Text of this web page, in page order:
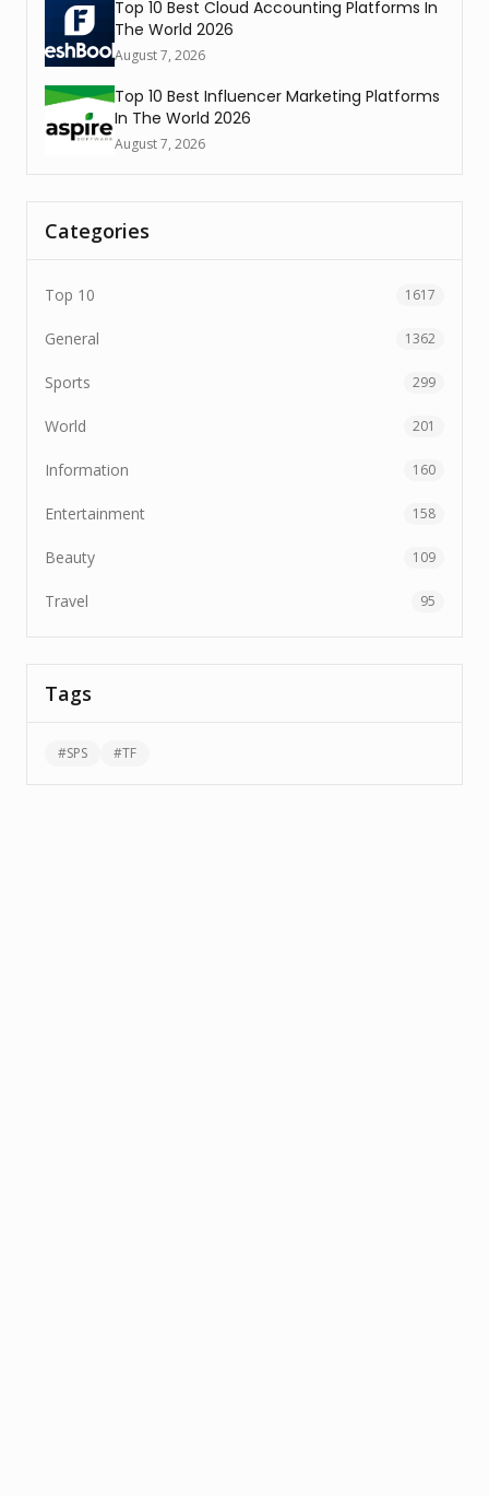
Top 10 Best Cloud Accounting Platforms In
The World 2026
August 7, 2026
Top 10 Best Influencer Marketing Platforms
In The World 2026
August 7, 2026
Categories
Top 10 1617
General 1362
Sports 299
World 201
Information 160
Entertainment 158
Beauty 109
Travel 95
Tags
#SPS #TF